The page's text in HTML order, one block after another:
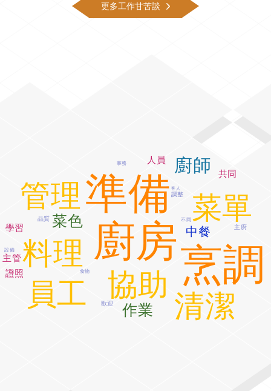
更多工作甘苦談
廚房
準備
烹調
料理
協助
菜單
管理
員工 清潔
廚師
菜色
作業
中餐
學習
人員
主管
證照
共同
調整
品質
主廚
歡迎
不同
設備
食物
事務
客人